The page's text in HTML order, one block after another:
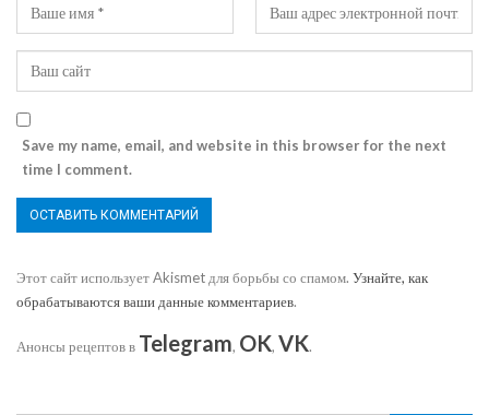
Save my name, email, and website in this browser for the next
time I comment.
Этот сайт использует Akismet для борьбы со спамом. Узнайте, как
обрабатываются ваши данные комментариев.
Анонсы рецептов в Telegram, OK, VK.